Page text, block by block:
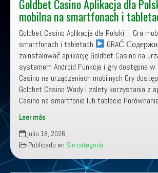
France
–
Revue
complète
Goldbet Casino Aplikacja dla
mobilna na smartfonach i
Goldbet Casino Aplikacja dla Polski – Gra
smartfonach i tabletach
GRAĆ
zainstalować aplikację Goldbet Casino na
systemem Android Funkcje i gry dostępne w
Casino na urządzeniach mobilnych Gry
Goldbet Casino Wady i zalety korzystania z
Casino na smartfonie lub tablecie
Goldbet
Casino
Aplikacja
dla
julio 18, 2026
Sin categoría